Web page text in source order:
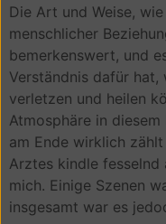
Die Art und Weise,
menschlicher
bemerkenswert, und
Verständnis dafür hat,
verletzen und heilen
Atmosphäre in
am Ende wirklich
Arztes kindle
mich. Einige Szenen
insgesamt war es